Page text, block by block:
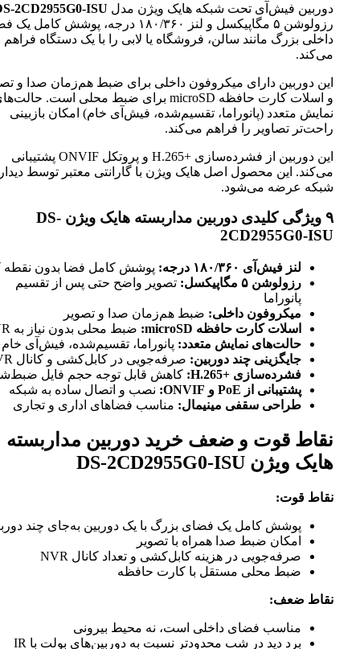
دوربین فیش‌آی تحت شبکه هایک ویژن مدل DS-2CD2955G0-ISU
رزولوشن ۵ مگاپیکسل و لنز ۱۸۰/۳۶۰ درجه، پوشش کامل یک
داخلی بزرگ مانند سالن، فروشگاه یا لابی را با یک دستگاه فراهم
می‌کند.
این دوربین دارای میکروفون داخلی برای ضبط هم‌زمان صدا و
و اسلات کارت حافظه microSD برای ضبط محلی است. حالت‌های
نمایش متعدد (پانوراما، تقسیم‌شده، فیش‌آی خام) امکان بازبینی
راحت‌تر تصاویر را فراهم می‌کند.
این دوربین از فشرده‌سازی H.265+‎ و پروتکل ONVIF پشتیبانی
می‌کند. این محصول اصل هایک ویژن با گارانتی معتبر توسط دیدار
شبکه عرضه می‌شود.
۹ ویژگی کلیدی دوربین مداربسته هایک ویژن DS-
2CD2955G0-ISU
لنز فیش‌آی ۱۸۰/۳۶۰ درجه:
پوشش کامل فضا بدون نقطه
رزولوشن ۵ مگاپیکسل:
تصویر واضح حتی پس از تقسیم
پانوراما
میکروفون داخلی: ضبط هم‌زمان صدا و تصویر
اسلات کارت حافظه microSD:
ضبط محلی بدون نیاز به NVR
حالت‌های نمایش متعدد:پانوراما، تقسیم‌شده، فیش‌آی خام
جایگزینی چند دوربین:صرفه‌جویی در کابل‌کشی و کانال NVR
فشرده‌سازی H.265+‎:
کاهش قابل توجه حجم فایل
پشتیبانی از PoE و ONVIF:
نصب و اتصال ساده به شبکه
طراحی سقفی مینیمال: مناسب فضاهای اداری و تجاری
نقاط قوت و ضعف خرید دوربین مداربسته
هایک ویژن DS-2CD2955G0-ISU
نقاط قوت:
پوشش کامل یک فضای بزرگ با یک دوربین به‌جای چند
امکان ضبط صدا همراه با تصویر
صرفه‌جویی در هزینه کابل‌کشی و تعداد کانال NVR
ضبط محلی مستقل با کارت حافظه
نقاط ضعف:
مناسب فضای داخلی است، نه محیط بیرونی
برد دید در شب محدودتر نسبت به دوربین‌های بولت با IR